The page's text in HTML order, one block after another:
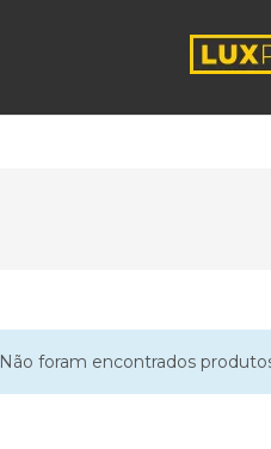
Não foram encontrados